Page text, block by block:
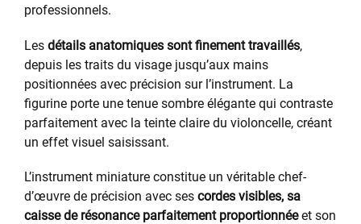
professionnels.
Les détails anatomiques sont finement travaillés,
depuis les traits du visage jusqu’aux mains
positionnées avec précision sur l’instrument. La
figurine porte une tenue sombre élégante qui contraste
parfaitement avec la teinte claire du violoncelle, créant
un effet visuel saisissant.
L’instrument miniature constitue un véritable chef-
d’œuvre de précision avec ses cordes visibles, sa
caisse de résonance parfaitement proportionnéeet son